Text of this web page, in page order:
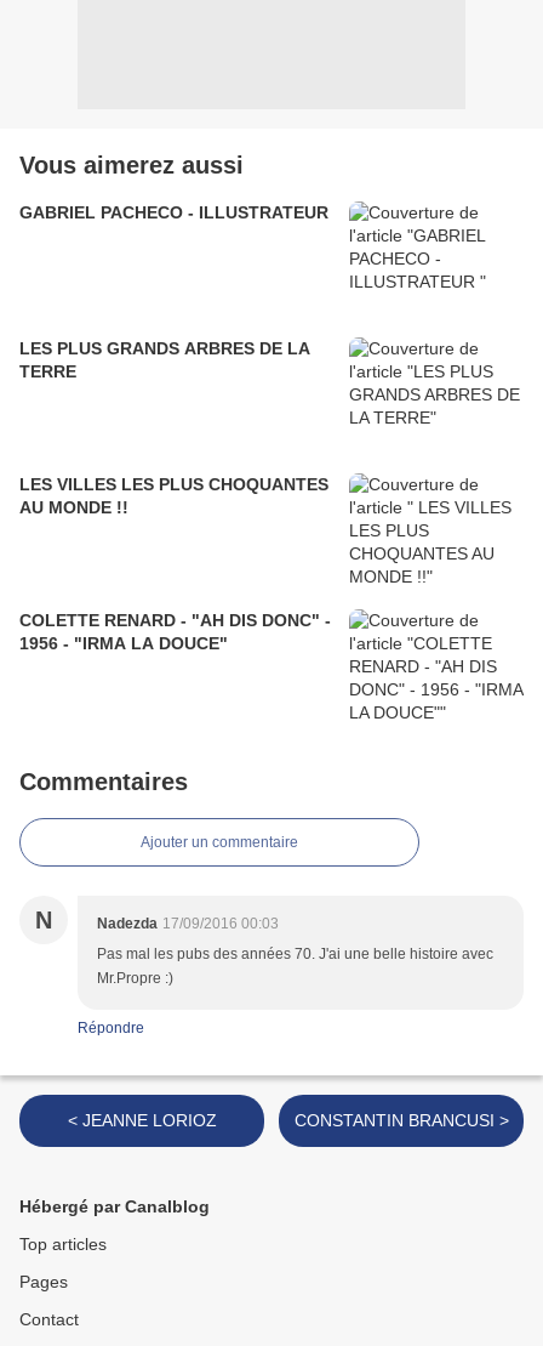
Vous aimerez aussi
GABRIEL PACHECO - ILLUSTRATEUR
LES PLUS GRANDS ARBRES DE LA
TERRE
LES VILLES LES PLUS CHOQUANTES
AU MONDE !!
COLETTE RENARD - "AH DIS DONC" -
1956 - "IRMA LA DOUCE"
Commentaires
Ajouter un commentaire
N Nadezda 17/09/2016 00:03
Pas mal les pubs des années 70. J'ai une belle histoire avec
Mr.Propre :)
Répondre
< JEANNE LORIOZ CONSTANTIN BRANCUSI >
Hébergé par Canalblog
Top articles
Pages
Contact